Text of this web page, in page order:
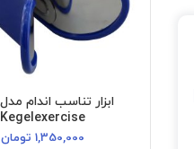
Kegelexercise
1,350,000 تومان